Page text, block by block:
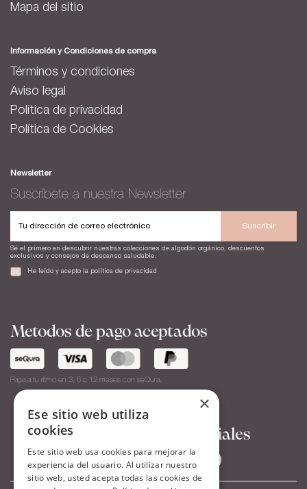
Mapa del sitio
Información y Condiciones de compra
Términos y condiciones
Aviso legal
Política de privacidad
Política de Cookies
Newsletter
Suscríbete a nuestra Newsletter
Suscribir
Sé el primero en descubrir nuestras colecciones de algodón orgánico, descuentos
exclusivos y consejos de descanso saludable.
He leído y acepto la política de privacidad
Metodos de pago aceptados
Paga a tu ritmo en 3, 6 o 12 meses con seQura.
Síguenos en Redes Sociales
×
Ese sitio web utiliza
cookies
Este sitio web usa cookies para mejorar la
experiencia del usuario. Al utilizar nuestro
sitio web, usted acepta todas las cookies de